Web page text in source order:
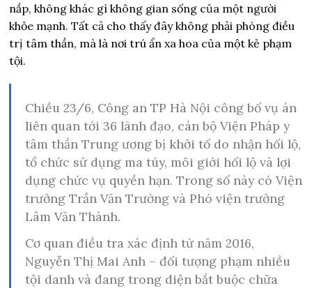
nắp, không khác gì không gian sống của một người
khỏe mạnh. Tất cả cho thấy đây không phải phòng điều
trị tâm thần, mà là nơi trú ẩn xa hoa của một kẻ phạm
tội.
Chiều 23/6, Công an TP Hà Nội công bố vụ án
liên quan tới 36 lãnh đạo, cán bộ Viện Pháp y
tâm thần Trung ương bị khởi tố do nhận hối lộ,
tổ chức sử dụng ma túy, môi giới hối lộ và lợi
dụng chức vụ quyền hạn. Trong số này có Viện
trưởng Trần Văn Trường và Phó viện trưởng
Lâm Văn Thành.
Cơ quan điều tra xác định từ năm 2016,
Nguyễn Thị Mai Anh – đối tượng phạm nhiều
tội danh và đang trong diện bắt buộc chữa